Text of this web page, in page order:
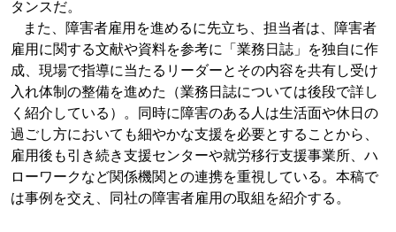
タンスだ。
また、障害者雇用を進めるに先立ち、担当者は、障害者
雇用に関する文献や資料を参考に「業務日誌」を独自に作
成、現場で指導に当たるリーダーとその内容を共有し受け
入れ体制の整備を進めた（業務日誌については後段で詳し
く紹介している）。同時に障害のある人は生活面や休日の
過ごし方においても細やかな支援を必要とすることから、
雇用後も引き続き支援センターや就労移行支援事業所、ハ
ローワークなど関係機関との連携を重視している。本稿で
は事例を交え、同社の障害者雇用の取組を紹介する。